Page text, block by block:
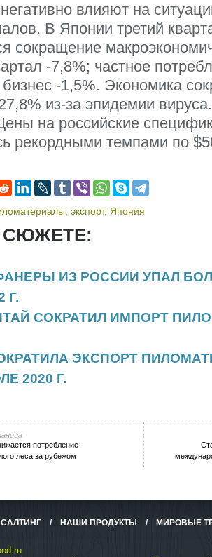
негативно влияют на
В Японии третий
сокращение
-7,8%; частное
-1,5%. Экономика
из-за эпидемии
на российские
рекордными темпами по
экспорт, Япония
СЮЖЕТЕ:
ИЗ РОССИИ УПАЛ
Г.
СОКРАТИЛ ИМПОРТ
ЭКСПОРТ
2020 Г.
потребление
леса за рубежом
/ НАШИ ПРОДУКТЫ / МИРОВЫЕ